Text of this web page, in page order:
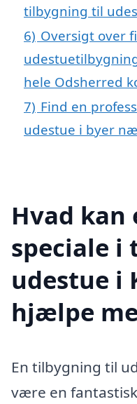
tilbygning til
6) Oversigt over
hele Odsherred
7) Find en
udestue i byer
Hvad
speciale
udestue i
hjælpe
En tilbygning til
være en